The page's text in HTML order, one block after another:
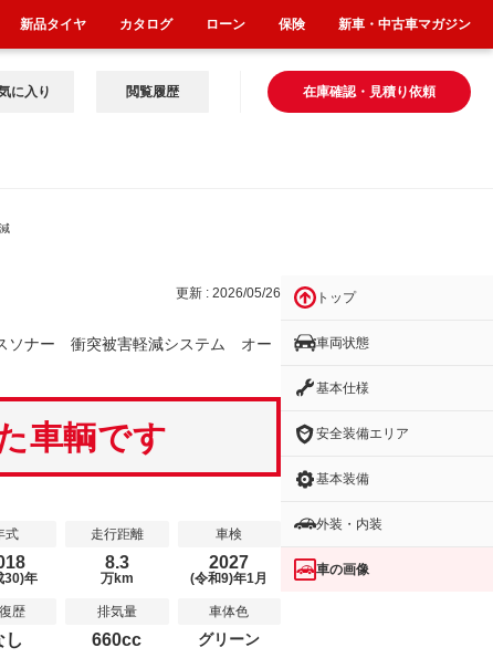
在庫確認・見積り依頼
に入り 閲覧履歴
更新 : 2026/05/26
ナー 衝突被害軽減システム オー
車輌です
式
30)年
走行距離
8.3
万km
車検
2027
(令和9)年1月
歴
し
排気量
660cc
車体色
グリーン
トップ
車両状態
基本仕様
安全装備エリア
基本装備
外装・内装
車の画像
新品タイヤ カタログ ローン 保険 新車・中古車マガジン